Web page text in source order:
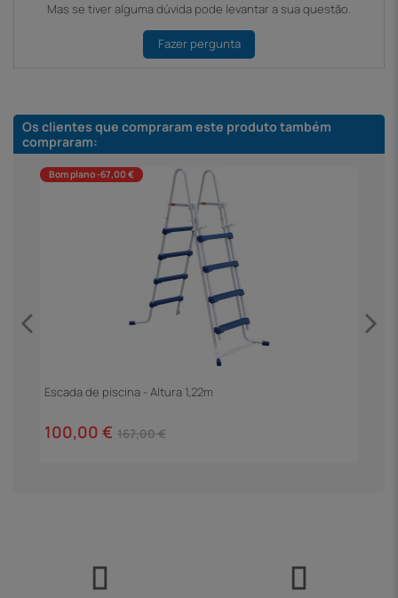
Mas se tiver alguma dúvida pode levantar a sua questão.
Fazer pergunta
Os clientes que compraram este produto também
compraram:
Bom plano -67,00 €
Escada de piscina - Altura 1,22m
100,00 € 167,00 €